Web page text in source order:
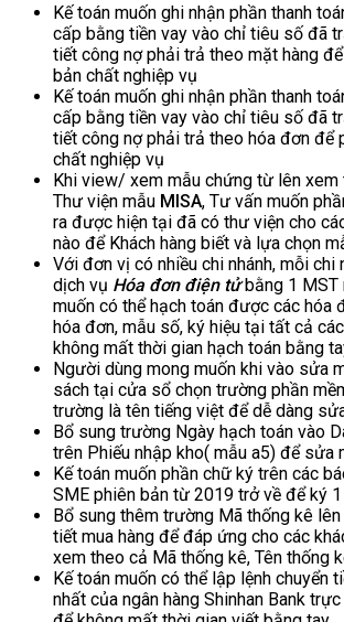
Kế toán muốn ghi nhận phần thanh
cấp bằng tiền vay vào chỉ tiêu số đã
tiết công nợ phải trả theo mặt hàng
bản chất nghiệp vụ
Kế toán muốn ghi nhận phần thanh
cấp bằng tiền vay vào chỉ tiêu số đã
tiết công nợ phải trả theo hóa đơn để
chất nghiệp vụ
Khi view/ xem mẫu chứng từ lên xem
Thư viện mẫu MISA, Tư vấn muốn
ra được hiện tại đã có thư viện cho
nào để Khách hàng biết và lựa chọn
Với đơn vị có nhiều chi nhánh, mỗi chi
dịch vụ Hóa đơn điện tửbằng 1 MST
muốn có thể hạch toán được các hóa
hóa đơn, mẫu số, ký hiệu tại tất cả
không mất thời gian hạch toán bằng
Người dùng mong muốn khi vào sửa
sách tại cửa sổ chọn trường phần
trường là tên tiếng việt để dễ dàng
Bổ sung trường Ngày hạch toán vào
trên Phiếu nhập kho( mẫu a5) để sửa
Kế toán muốn phần chữ ký trên các
SME phiên bản từ 2019 trở về để ký
Bổ sung thêm trường Mã thống kê
tiết mua hàng để đáp ứng cho các
xem theo cả Mã thống kê, Tên thống
Kế toán muốn có thể lập lệnh chuyển
nhất của ngân hàng Shinhan Bank